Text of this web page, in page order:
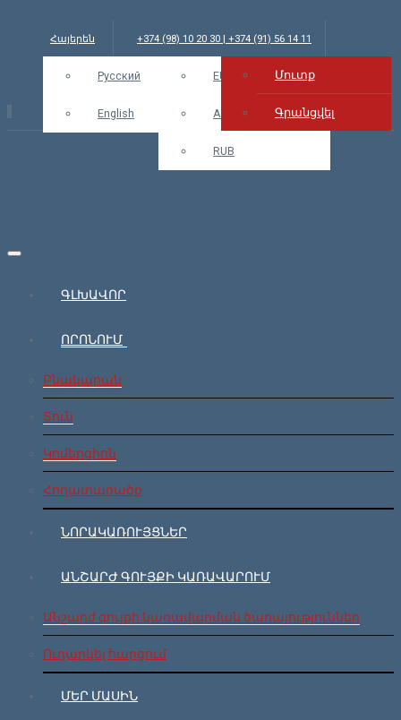
Հայերեն
Русский
English
+374 (98) 10 20 30 | +374 (91) 56 14 11
info@bars.am USD EUR
AMD
RUB
Մուտք Մուտք
Գրանցվել
ԳԼԽԱՎՈՐ
ՈՐՈՆՈՒՄ
Բնակարան
Տուն
Կոմերցիոն
Հողատարածք
ՆՈՐԱԿԱՌՈՒՅՑՆԵՐ
ԱՆՇԱՐԺ ԳՈՒՅՔԻ ԿԱՌԱՎԱՐՈՒՄ
Անշարժ գույքի կառավարման ծառայություններ
Ուղարկել հարցում
ՄԵՐ ՄԱՍԻՆ